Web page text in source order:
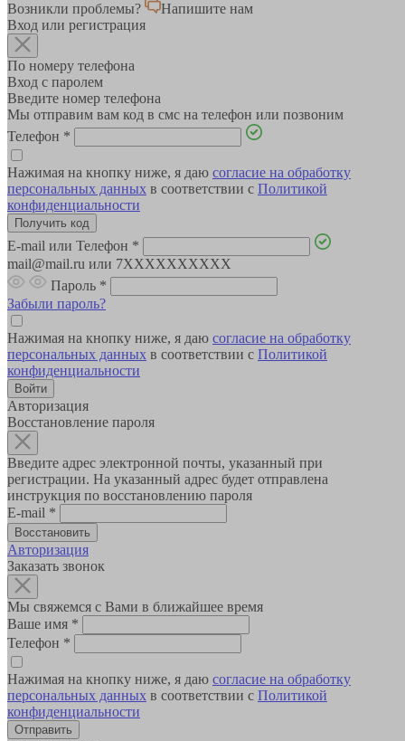
Возникли проблемы?
Напишите нам
Вход или регистрация
По номеру телефона
Вход с паролем
Введите номер телефона
Мы отправим вам код в смс на телефон или позвоним
Телефон *
Нажимая на кнопку ниже, я даю согласие на обработку
персональных данных в соответствии с Политикой
конфиденциальности
E-mail или Телефон *
mail@mail.ru или 7XXXXXXXXXX
Пароль *
Забыли пароль?
Нажимая на кнопку ниже, я даю согласие на обработку
персональных данных в соответствии с Политикой
конфиденциальности
Авторизация
Восстановление пароля
Введите адрес электронной почты, указанный при
регистрации. На указанный адрес будет отправлена
инструкция по восстановлению пароля
E-mail *
Авторизация
Заказать звонок
Мы свяжемся с Вами в ближайшее время
Ваше имя *
Телефон *
Нажимая на кнопку ниже, я даю согласие на обработку
персональных данных в соответствии с Политикой
конфиденциальности